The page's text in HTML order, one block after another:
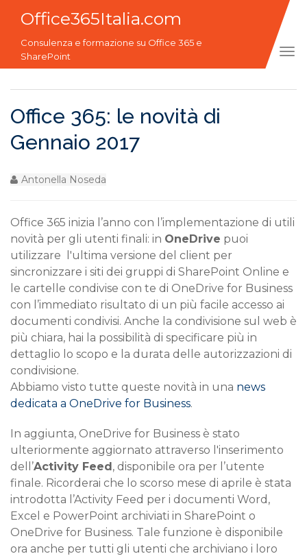
Office365Italia.com
Consulenza e formazione su Office 365 e
SharePoint
Office 365: le novità di
Gennaio 2017
Antonella Noseda
Office 365 inizia l’anno con l’implementazione di utili
novità per gli utenti finali: in OneDrive puoi
utilizzare l'ultima versione del client per
sincronizzare i siti dei gruppi di SharePoint Online e
le cartelle condivise con te di OneDrive for Business
con l’immediato risultato di un più facile accesso ai
documenti condivisi. Anche la condivisione sul web è
più chiara, hai la possibilità di specificare più in
dettaglio lo scopo e la durata delle autorizzazioni di
condivisione.
Abbiamo visto tutte queste novità in una news
dedicata a OneDrive for Business.
In aggiunta, OneDrive for Business è stato
ulteriormente aggiornato attraverso l'inserimento
dell’Activity Feed, disponibile ora per l’utente
finale. Ricorderai che lo scorso mese di aprile è stata
introdotta l’Activity Feed per i documenti Word,
Excel e PowerPoint archiviati in SharePoint o
OneDrive for Business. Tale funzione è disponibile
ora anche per tutti gli utenti che archiviano i loro